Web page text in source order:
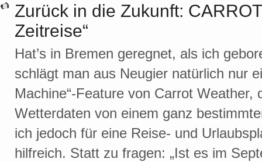
Zurück in die Zukunft:
Zeitreise“
Hat’s in Bremen geregnet, als ich
schlägt man aus Neugier natürlich nur
Machine“-Feature von Carrot
Wetterdaten von einem ganz
ich jedoch für eine Reise- und
hilfreich. Statt zu fragen: „Ist es im